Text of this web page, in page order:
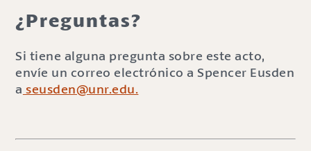
¿Preguntas?
Si tiene alguna pregunta sobre este acto,
envíe un correo electrónico a Spencer Eusden
a seusden@unr.edu.